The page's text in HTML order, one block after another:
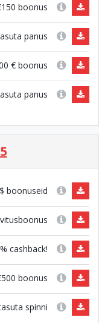
boonus
panus
€ boonus
panus
boonuseid
cashback!
boonus
spinni